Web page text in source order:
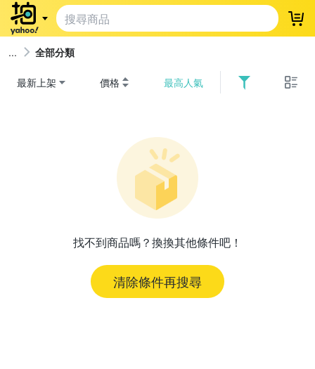
登
全部分類
最新上架 價格 最高人氣
找不到商品嗎？換換其他條件吧！
清除條件再搜尋